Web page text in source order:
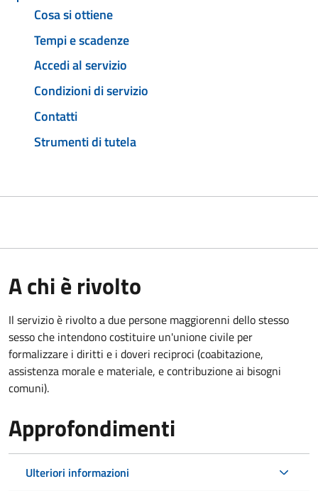
Cosa si ottiene
Tempi e scadenze
Accedi al servizio
Condizioni di servizio
Contatti
Strumenti di tutela
A chi è rivolto
Il servizio è rivolto a due persone maggiorenni dello stesso
sesso che intendono costituire un'unione civile per
formalizzare i diritti e i doveri reciproci (coabitazione,
assistenza morale e materiale, e contribuzione ai bisogni
comuni).
Approfondimenti
Ulteriori informazioni